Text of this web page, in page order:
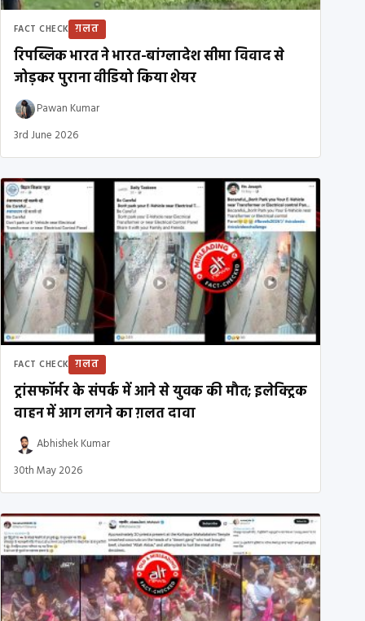
FACT CHECK ग़लत
रिपब्लिक भारत ने भारत-बांग्लादेश सीमा विवाद से
जोड़कर पुराना वीडियो किया शेयर
Pawan Kumar
3rd June 2026
FACT CHECK ग़लत
ट्रांसफॉर्मर के संपर्क में आने से युवक की मौत; इलेक्ट्रिक
वाहन में आग लगने का ग़लत दावा
Abhishek Kumar
30th May 2026